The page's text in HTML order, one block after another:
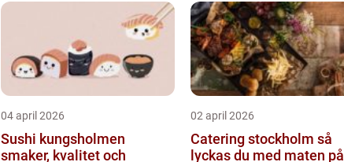
04 april 2026
Sushi kungsholmen
smaker, kvalitet och
02 april 2026
Catering stockholm så
lyckas du med maten på